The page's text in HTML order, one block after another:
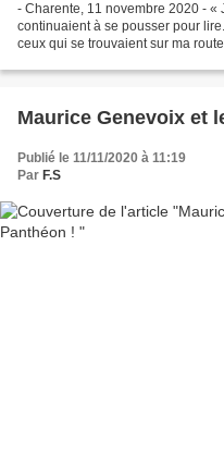
- Charente, 11 novembre 2020 - « J’ai retraversé le groupe des soldats, qui
continuaient à se pousser pour
ceux qui se trouvaient sur ma
Maurice Genevoix et
Publié le 11/11/2020 à 11:19
Par F.S